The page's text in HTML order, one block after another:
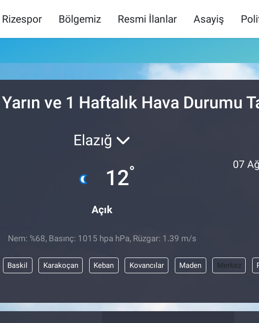
Rizespor Bölgemiz Resmi İlanlar Asayiş
ve 1 Haftalık Hava Durumu
Elazığ
12°
Açık
07
Nem: %68, Basınç: 1015 hpa hPa, Rüzgar: 1.39 m/s
Baskil Karakoçan Keban Kovancılar Maden Merkez